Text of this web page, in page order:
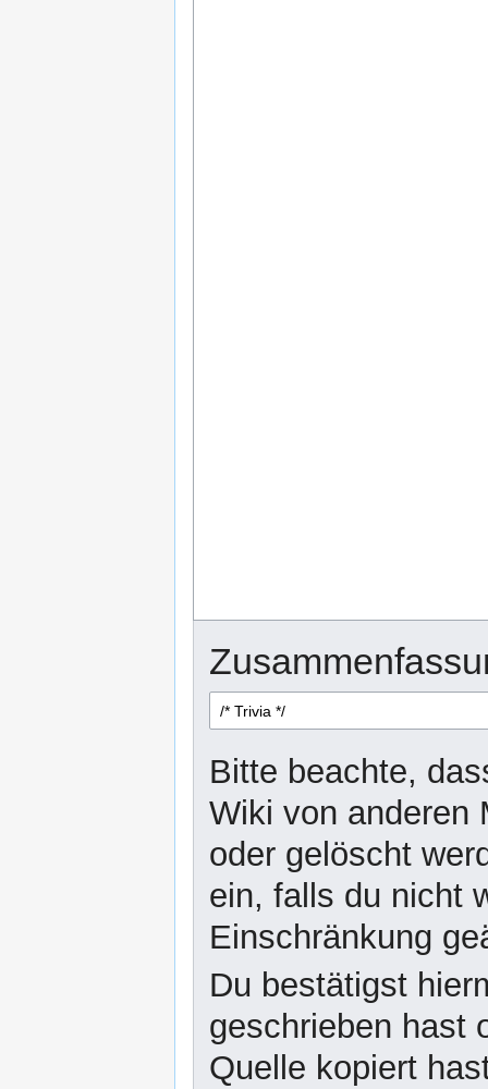
Bitte beachte,
Wiki von anderen
oder gelöscht
ein, falls du nicht
Einschränkung
Du bestätigst
geschrieben hast
Quelle kopiert